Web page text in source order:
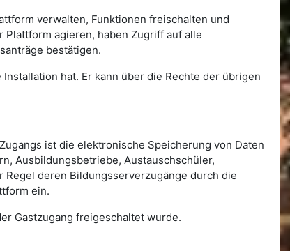
verwalten, Funktionen freischalten und
agieren, haben Zugriff auf alle
bestätigen.
hat. Er kann über die Rechte der übrigen
ist die elektronische Speicherung von Daten
Ausbildungsbetriebe, Austauschschüler,
deren Bildungsserverzugänge durch die
ein.
Gastzugang freigeschaltet wurde.